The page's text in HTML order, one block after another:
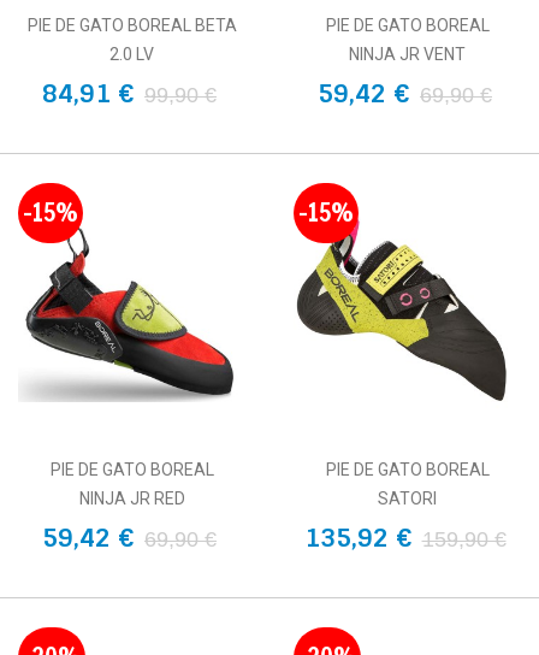
PIE DE GATO BOREAL BETA
2.0 LV
84,91 € 99,90 €
PIE DE GATO BOREAL
NINJA JR VENT
59,42 € 69,90 €
-15%
PIE DE GATO BOREAL
NINJA JR RED
59,42 € 69,90 €
-15%
PIE DE GATO BOREAL
SATORI
135,92 € 159,90 €